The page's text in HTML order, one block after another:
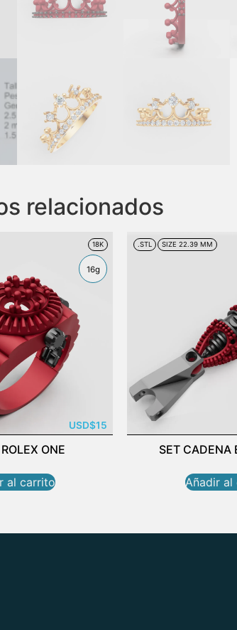
relacionados
18K
16g
USD$15
ONE
al carrito
.STL SIZE 22.39 MM
SET CADENA
Añadir al